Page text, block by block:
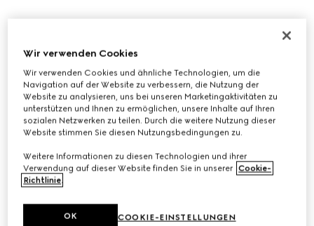
Wir verwenden Cookies
Wir verwenden Cookies und ähnliche Technologien, um die
Navigation auf der Website zu verbessern, die Nutzung der
Website zu analysieren, uns bei unseren Marketingaktivitäten zu
unterstützen und Ihnen zu ermöglichen, unsere Inhalte auf Ihren
sozialen Netzwerken zu teilen. Durch die weitere Nutzung dieser
Website stimmen Sie diesen Nutzungsbedingungen zu.
Weitere Informationen zu diesen Technologien und ihrer
Verwendung auf dieser Website finden Sie in unserer Cookie-
Richtlinie.
COOKIE-EINSTELLUNGEN
OK